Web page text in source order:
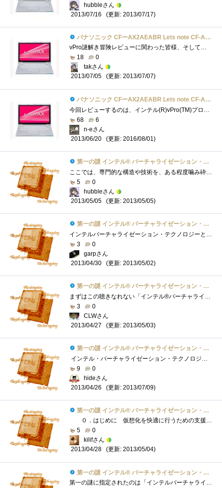
hubbleさん
2013/07/16
(更新: 2013/07/17)
パナソニック CFーAX2AEABR Lets note CF-AX2シリーズ
vPro謎解き冒険レビューに関わった皆様、そしてチームIのメンバーの皆様。このような機会を与えてくださったZigsow関係者各位、ならびにレビュー...
18
0
takさん
2013/07/05
(更新: 2013/07/07)
パナソニック CFーAX2AEABR Lets note CF-AX2シリーズ
今回レビューするのは、インテル(R)vPro(TM)プロセッサー・ファミリーの謎を解き明かせ！の秘宝、パナソニックのウルトラブック「Let'snoteCF-AX2�...
68
6
n-eさん
2013/06/20
(更新: 2016/08/01)
第一の謎 インテル® バーチャライゼーション・テクノロジーとは？
ここでは、専門的な構造や技術を、ある程度噛み砕いて説明します。変な例えを用いているので、若干ズレが生じているかもしれませんがご了承�...
5
0
hubbleさん
2013/05/05
(更新: 2013/05/05)
第一の謎 インテル® バーチャライゼーション・テクノロジーとは？
インテルバーチャライゼーション・テクノロジーとは、インテルが開発した仮想化支援技術です。★☆ 仮想化って何ですか？ ☆★ここで言う�...
3
0
garpさん
2013/04/30
(更新: 2013/05/02)
第一の謎 インテル® バーチャライゼーション・テクノロジーとは？
まずはこの聴きなれない「インテル®バーチャライゼーション・テクノロジー」についてWebを駆使して調べてみました。※以下VTと省略以下の文章�...
3
0
CLWさん
2013/04/27
(更新: 2013/05/03)
第一の謎 インテル® バーチャライゼーション・テクノロジーとは？
インテル・バーチャライゼーション・テクノロジーとは、x64プロセッサー向けのインテルのCPＵである Xeon、i7、i5、Centrino、Core2Duoなどで使用さ�...
9
0
hideさん
2013/04/26
(更新: 2013/07/09)
第一の謎 インテル® バーチャライゼーション・テクノロジーとは？
０．はじめに 仮想化を快適に行うための支援機能と書きましたが、仮想化とは一つの物理マシンで複数のOSを走らせるということです。具体...
5
0
kilifさん
2013/04/28
(更新: 2013/05/04)
第一の謎 インテル® バーチャライゼーション・テクノロジーとは？
第一の謎に指定されたのは「インテルバーチャライゼーション・テクノロジー」である。インテルの公式HPによる解説を熟読しましたが、チンプン...